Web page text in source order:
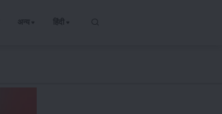
अन्य हिंदी